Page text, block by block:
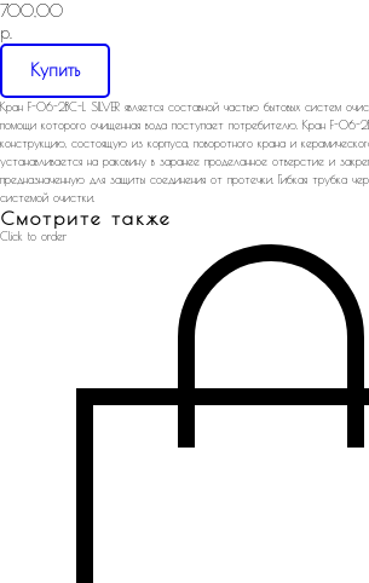
700,00
р.
Купить
Кран F-06-2BC-L SILVER является составной частью бытовых систем
помощи которого очищенная вода поступает потребителю. Кран F-06-
конструкцию, состоящую из корпуса, поворотного крана и
устанавливается на раковину в заранее проделанное отверстие и
предназначенную для защиты соединения от протечки. Гибкая трубка
системой очистки.
Смотрите также
Click to order